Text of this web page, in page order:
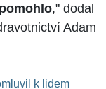
," dodal
Adam
k lidem